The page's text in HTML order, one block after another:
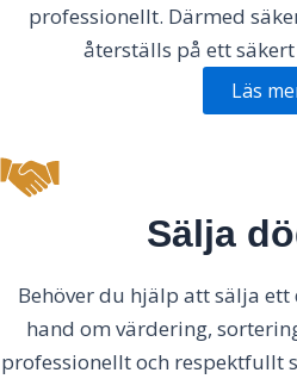
professionellt. Därmed
återställs på ett
Läs
Sälja
Behöver du hjälp att sälja
hand om värdering,
professionellt och respektfullt